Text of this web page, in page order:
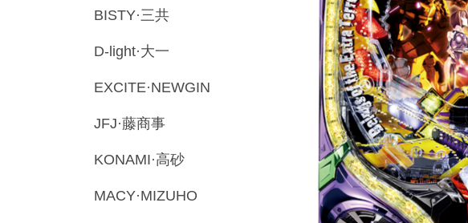
BISTY·三共
D-light·大一
EXCITE·NEWGIN
JFJ·藤商事
KONAMI·高砂
MACY·MIZUHO